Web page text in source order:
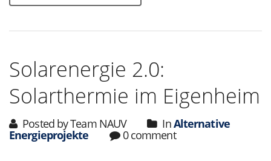
Solarenergie 2.0:
Solarthermie im Eigenheim
Posted by Team NAUV InAlternative
Energieprojekte 0 comment